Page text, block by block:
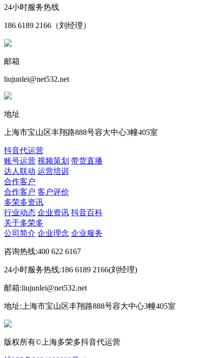
24小时服务热线
186 6189 2166（刘经理）
邮箱
liujunlei@net532.net
地址
上海市宝山区丰翔路888号容大中心3幢405室
抖音代运营
账号运营 视频策划 带货直播
达人联动 运营培训
合作客户
合作客户 客户评价
多荣多资讯
行业动态 企业资讯 抖音百科
关于多荣多
公司简介 企业理念 企业服务
咨询热线:400 622 6167
24小时服务热线:186 6189 2166(刘经理)
邮箱:liujunlei@net532.net
地址:上海市宝山区丰翔路888号容大中心3幢405室
版权所有©上海多荣多抖音代运营